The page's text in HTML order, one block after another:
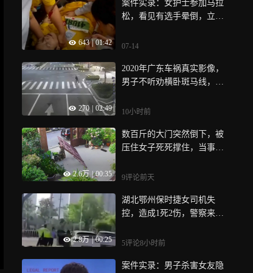
643 | 01:42
案件实录：女护士参加马拉
松，看见有选手晕倒，立刻
07-14
270 02:49
2020年广东车祸真实影像，
男子不听劝横卧斑马线，头
10小时前
2.6万 | 00:35
数百斤的大门突然倒下，被
压住女子死死撑住，当事
9评论前天
2.8万 | 00:25
湖北鄂州保时捷女司机失
控，造成1死2伤，警察来了
5评论8小时前
案件实录：男子杀害女友隐